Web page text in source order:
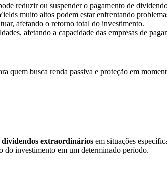
reduzir ou suspender o pagamento de
muito altos podem estar enfrentando
afetando o retorno total do investimento.
afetando a capacidade das empresas de
quem busca renda passiva e proteção em
dividendos extraordinários em situações
do investimento em um determinado período.